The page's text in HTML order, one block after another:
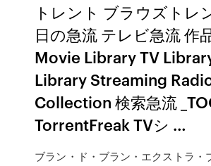
トレント ブラウズトレ
日の急流 テレビ急流 作
Movie Library TV
Library Streaming
Collection 検索急流
TorrentFreak TVシ …
ブラン・ド・ブラン・エクストラ・